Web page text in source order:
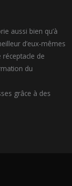
aussi bien qu’à
d’eux-mêmes
réceptacle de
du
grâce à des